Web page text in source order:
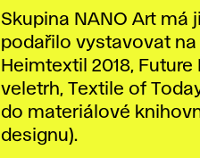
Skupina NANO Art má
podařilo vystavovat
Heimtextil 2018, Future
veletrh, Textile of
do materiálové
designu).